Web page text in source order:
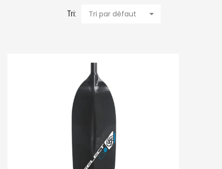
Tri: Tri par défaut